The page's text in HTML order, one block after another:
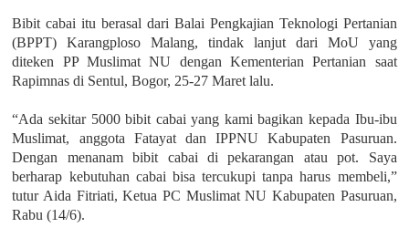
Bibit cabai itu berasal dari Balai Pengkajian Teknologi Pertanian
(BPPT) Karangploso Malang, tindak lanjut dari MoU yang
diteken PP Muslimat NU dengan Kementerian Pertanian saat
Rapimnas di Sentul, Bogor, 25-27 Maret lalu.
“Ada sekitar 5000 bibit cabai yang kami bagikan kepada Ibu-ibu
Muslimat, anggota Fatayat dan IPPNU Kabupaten Pasuruan.
Dengan menanam bibit cabai di pekarangan atau pot. Saya
berharap kebutuhan cabai bisa tercukupi tanpa harus membeli,”
tutur Aida Fitriati, Ketua PC Muslimat NU Kabupaten Pasuruan,
Rabu (14/6).